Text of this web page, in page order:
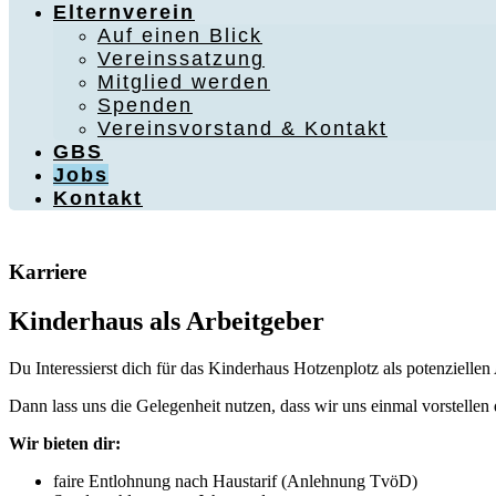
Elternverein
Auf einen Blick
Vereinssatzung
Mitglied werden
Spenden
Vereinsvorstand & Kontakt
GBS
Jobs
Kontakt
Karriere
Kinderhaus als Arbeitgeber
Du Interessierst dich für das Kinderhaus Hotzenplotz als potenziellen
Dann lass uns die Gelegenheit nutzen, dass wir uns einmal vorstellen
Wir bieten dir:
faire Entlohnung nach Haustarif (Anlehnung TvöD)